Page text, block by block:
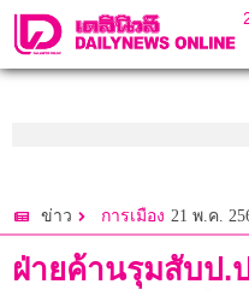
ข่าว การเมือง 21 พ.ค.
ฝ่ายค้านรุมสับป.